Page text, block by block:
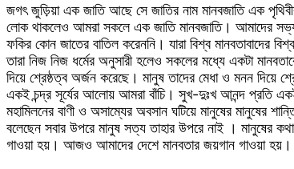
জগৎ জুড়িয়া এক জাতি আছে সে জাতির নাম মানবজাতি এক
লোক থাকলেও আমরা সকলে এক জাতি মানবজাতি। আমাদের
ফকির কোন জাতের বাতিল করেননি। যারা বিশ্ব মানবতাবাদের
তারা নিজ নিজ ধর্মের অনুসারী হলেও সকলের মধ্যে একটা
দিয়ে শ্রেষ্ঠত্ব অর্জন করেছে। মানুষ তাদের মেধা ও মনন
একই চন্দ্র সূর্যের আলোয় আমরা বাঁচি। সুখ-দুঃখ আনন্দ প্রতি
মহামিলনের বাণী ও অসাম্যের অবসান ঘটিয়ে মানুষের মানুষের
বলেছেন সবার উপরে মানুষ সত্য তাহার উপরে নাই । মানুষের
গাওয়া হয়। আজও আমাদের দেশে মানবতার জয়গান গাওয়া হয়।